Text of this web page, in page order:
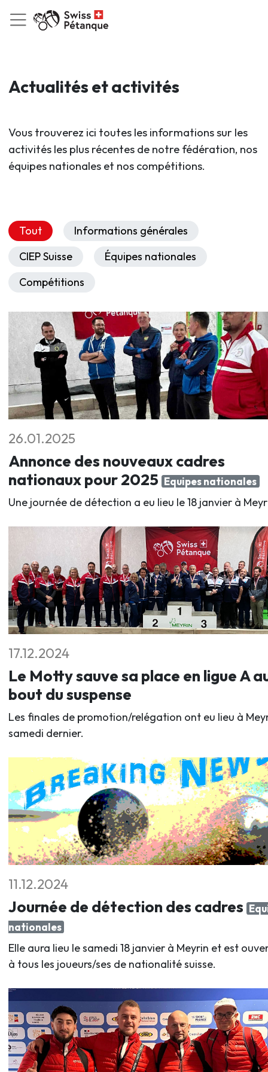
Actualités et activités
Vous trouverez ici toutes les informations sur les
activités les plus récentes de notre fédération, nos
équipes nationales et nos compétitions.
Tout
Informations générales
CIEP Suisse
Équipes nationales
Compétitions
26.01.2025
Annonce des nouveaux cadres
nationaux pour 2025 Equipes nationales
Une journée de détection a eu lieu le 18 janvier à
17.12.2024
Le Motty sauve sa place en ligue A
bout du suspense
Les finales de promotion/relégation ont eu lieu à
samedi dernier.
11.12.2024
Journée de détection des cadres
nationales
Elle aura lieu le samedi 18 janvier à Meyrin et est
à tous les joueurs/ses de nationalité suisse.